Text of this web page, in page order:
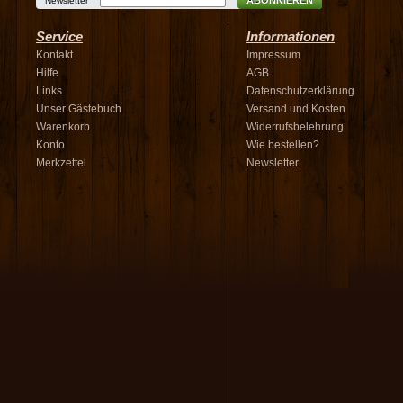
Service
Kontakt
Hilfe
Links
Unser Gästebuch
Warenkorb
Konto
Merkzettel
Informationen
Impressum
AGB
Datenschutzerklärung
Versand und Kosten
Widerrufsbelehrung
Wie bestellen?
Newsletter